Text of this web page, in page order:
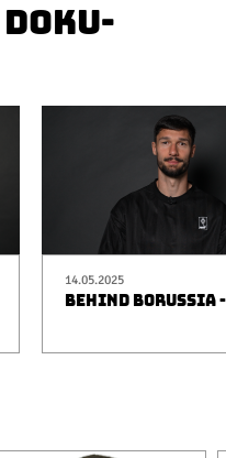
14.05.2025
BEHIND BORUSSIA